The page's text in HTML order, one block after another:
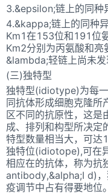
3.&epsilon;链上的同种
4.&kappa;链上的同种
Km1在153位和191位
Km2分别为丙氨酸和亮
&lambda;轻链上尚未发
(三)独特型
独特型(idiotype)为每
同抗体形成细胞克隆所
区不同的抗原性，这是
成、排列和构型所决定
特型数量相当大，可达
独特位(idiotope),可在
相应在的抗体，称为
antibody,&alpha;I d)
疫调节中占有得要地位。